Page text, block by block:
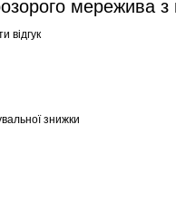
мережива
відгук
знижки